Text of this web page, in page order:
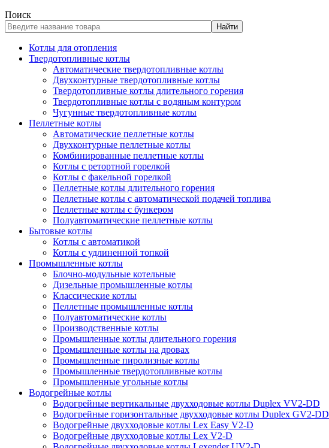
Поиск
Найти
Котлы для отопления
Твердотопливные котлы
Автоматические твердотопливные котлы
Двухконтурные твердотопливные котлы
Твердотопливные котлы длительного горения
Твердотопливные котлы с водяным контуром
Чугунные твердотопливные котлы
Пеллетные котлы
Автоматические пеллетные котлы
Двухконтурные пеллетные котлы
Комбинированные пеллетные котлы
Котлы с ретортной горелкой
Котлы с факельной горелкой
Пеллетные котлы длительного горения
Пеллетные котлы с автоматической подачей топлива
Пеллетные котлы с бункером
Полуавтоматические пеллетные котлы
Бытовые котлы
Котлы с автоматикой
Котлы с удлиненной топкой
Промышленные котлы
Блочно-модульные котельные
Дизельные промышленные котлы
Классические котлы
Пеллетные промышленные котлы
Полуавтоматические котлы
Производственные котлы
Промышленные котлы длительного горения
Промышленные котлы на дровах
Промышленные пиролизные котлы
Промышленные твердотопливные котлы
Промышленные угольные котлы
Водогрейные котлы
Водогрейные вертикальные двухходовые котлы Duplex VV2-DD
Водогрейные горизонтальные двухходовые котлы Duplex GV2-DD
Водогрейные двухходовые котлы Lex Easy V2-D
Водогрейные двухходовые котлы Lex V2-D